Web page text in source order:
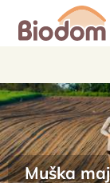
Muška